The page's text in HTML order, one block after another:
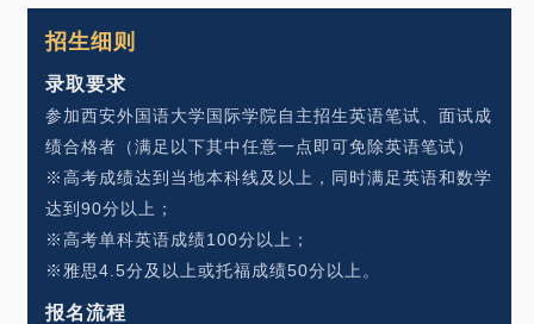
招生细则
录取要求
参加西安外国语大学国际学院自主招生英语笔试、面试成
绩合格者（满足以下其中任意一点即可免除英语笔试）
※高考成绩达到当地本科线及以上，同时满足英语和数学
达到90分以上；
※高考单科英语成绩100分以上；
※雅思4.5分及以上或托福成绩50分以上。
报名流程